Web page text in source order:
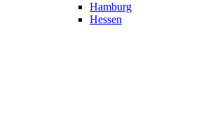
Hamburg
Hessen